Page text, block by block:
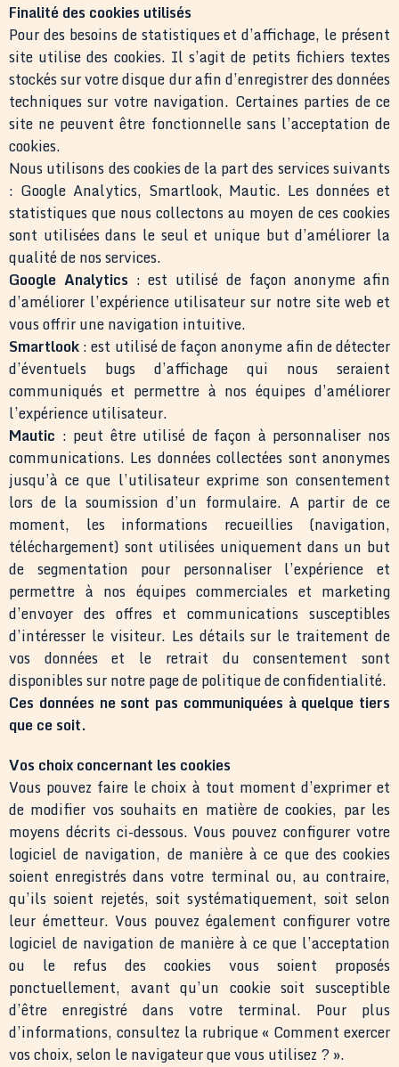
Finalité des cookies utilisés
Pour des besoins de statistiques et d’affichage, le présent
site utilise des cookies. Il s’agit de petits fichiers textes
stockés sur votre disque dur afin d’enregistrer des données
techniques sur votre navigation. Certaines parties de ce
site ne peuvent être fonctionnelle sans l’acceptation de
cookies.
Nous utilisons des cookies de la part des services suivants
: Google Analytics, Smartlook, Mautic. Les données et
statistiques que nous collectons au moyen de ces cookies
sont utilisées dans le seul et unique but d’améliorer la
qualité de nos services.
Google Analytics : est utilisé de façon anonyme afin
d’améliorer l’expérience utilisateur sur notre site web et
vous offrir une navigation intuitive.
Smartlook: est utilisé de façon anonyme afin de détecter
d’éventuels bugs d’affichage qui nous seraient
communiqués et permettre à nos équipes d’améliorer
l’expérience utilisateur.
Mautic : peut être utilisé de façon à personnaliser nos
communications. Les données collectées sont anonymes
jusqu’à ce que l’utilisateur exprime son consentement
lors de la soumission d’un formulaire. A partir de ce
moment, les informations recueillies (navigation,
téléchargement) sont utilisées uniquement dans un but
de segmentation pour personnaliser l’expérience et
permettre à nos équipes commerciales et marketing
d’envoyer des offres et communications susceptibles
d’intéresser le visiteur. Les détails sur le traitement de
vos données et le retrait du consentement sont
disponibles sur notre page de politique de confidentialité.
Ces données ne sont pas communiquées à quelque tiers
que ce soit.
Vos choix concernant les cookies
Vous pouvez faire le choix à tout moment d’exprimer et
de modifier vos souhaits en matière de cookies, par les
moyens décrits ci-dessous. Vous pouvez configurer votre
logiciel de navigation, de manière à ce que des cookies
soient enregistrés dans votre terminal ou, au contraire,
qu’ils soient rejetés, soit systématiquement, soit selon
leur émetteur. Vous pouvez également configurer votre
logiciel de navigation de manière à ce que l’acceptation
ou le refus des cookies vous soient proposés
ponctuellement, avant qu’un cookie soit susceptible
d’être enregistré dans votre terminal. Pour plus
d’informations, consultez la rubrique « Comment exercer
vos choix, selon le navigateur que vous utilisez ? ».